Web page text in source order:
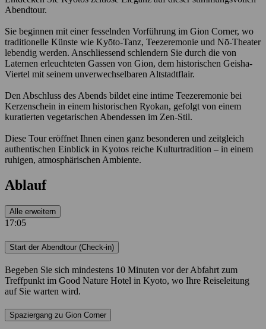
Abendtour.
Sie beginnen mit einer fesselnden Vorführung im Gion Corner, wo
traditionelle Künste wie Kyōto-Tanz, Teezeremonie und Nō-Theater
lebendig werden. Anschliessend schlendern Sie durch die von
Laternen erleuchteten Gassen von Gion, dem historischen Geisha-
Viertel mit seinem unverwechselbaren Altstadtflair.
Den Abschluss des Abends bildet eine intime Teezeremonie bei
Kerzenschein in einem historischen Ryokan, gefolgt von einem
kuratierten vegetarischen Abendessen im Zen-Stil.
Diese Tour eröffnet Ihnen einen ganz besonderen und zeitgleich
authentischen Einblick in Kyotos reiche Kulturtradition – in einem
ruhigen, atmosphärischen Ambiente.
Ablauf
Alle erweitern
17:05
Start der Abendtour (Check-in)
Begeben Sie sich mindestens 10 Minuten vor der Abfahrt zum
Treffpunkt im Good Nature Hotel in Kyoto, wo Ihre Reiseleitung
auf Sie warten wird.
Spaziergang zu Gion Corner